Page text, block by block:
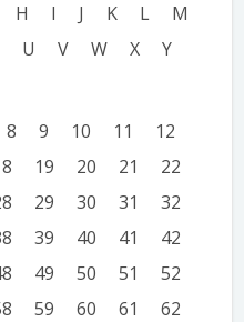
H I J K L
M
U V W X
Y
8 9 10 11
12
19 20 21
22
29 30 31
32
39 40 41
42
49 50 51
52
59 60 61
62